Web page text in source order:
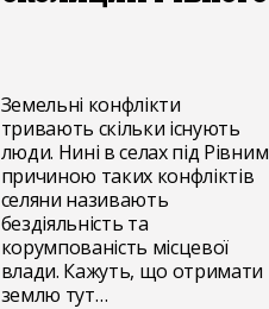
Земельні конфлікти
тривають скільки існують
люди. Нині в селах під Рівним
причиною таких конфліктів
селяни називають
бездіяльність та
корумпованість місцевої
влади. Кажуть, що отримати
землю тут…